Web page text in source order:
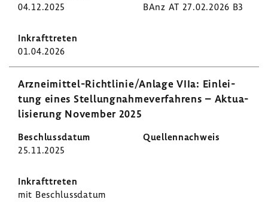
04.12.2025 BAnz AT 27.02.2026 B3
01.04.2026
Arzneimittel-​Richtlinie/Anlage VIIa: Einlei­
tung eines Stel­lung­nah­me­ver­fah­rens – Aktua­
li­sie­rung November 2025
25.11.2025
mit Beschluss­datum